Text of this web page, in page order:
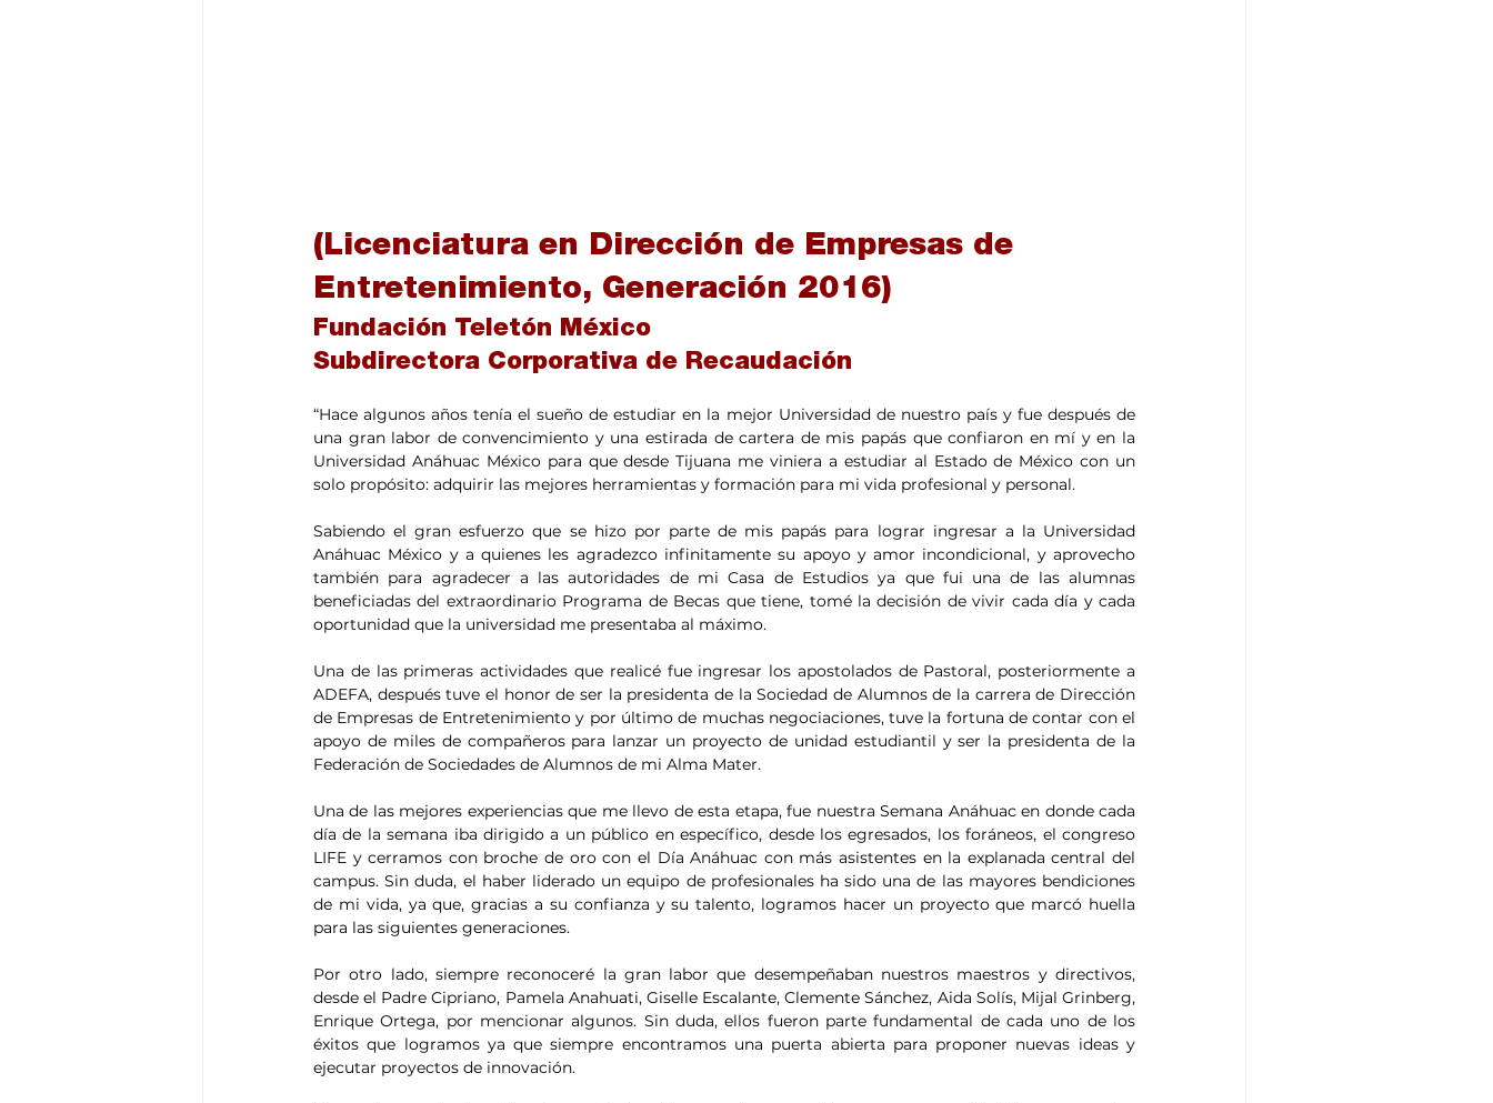
(Licenciatura en Dirección de Empresas de
Entretenimiento, Generación 2016)
Fundación Teletón México
Subdirectora Corporativa de Recaudación
“Hace algunos años tenía el sueño de estudiar en la mejor Universidad de nuestro país y fue después de
una gran labor de convencimiento y una estirada de cartera de mis papás que confiaron en mí y en la
Universidad Anáhuac México para que desde Tijuana me viniera a estudiar al Estado de México con un
solo propósito: adquirir las mejores herramientas y formación para mi vida profesional y personal.
Sabiendo el gran esfuerzo que se hizo por parte de mis papás para lograr ingresar a la Universidad
Anáhuac México y a quienes les agradezco infinitamente su apoyo y amor incondicional, y aprovecho
también para agradecer a las autoridades de mi Casa de Estudios ya que fui una de las alumnas
beneficiadas del extraordinario Programa de Becas que tiene, tomé la decisión de vivir cada día y cada
oportunidad que la universidad me presentaba al máximo.
Una de las primeras actividades que realicé fue ingresar los apostolados de Pastoral, posteriormente a
ADEFA, después tuve el honor de ser la presidenta de la Sociedad de Alumnos de la carrera de Dirección
de Empresas de Entretenimiento y por último de muchas negociaciones, tuve la fortuna de contar con el
apoyo de miles de compañeros para lanzar un proyecto de unidad estudiantil y ser la presidenta de la
Federación de Sociedades de Alumnos de mi Alma Mater.
Una de las mejores experiencias que me llevo de esta etapa, fue nuestra Semana Anáhuac en donde cada
día de la semana iba dirigido a un público en específico, desde los egresados, los foráneos, el congreso
LIFE y cerramos con broche de oro con el Día Anáhuac con más asistentes en la explanada central del
campus. Sin duda, el haber liderado un equipo de profesionales ha sido una de las mayores bendiciones
de mi vida, ya que, gracias a su confianza y su talento, logramos hacer un proyecto que marcó huella
para las siguientes generaciones.
Por otro lado, siempre reconoceré la gran labor que desempeñaban nuestros maestros y directivos,
desde el Padre Cipriano, Pamela Anahuati, Giselle Escalante, Clemente Sánchez, Aida Solís, Mijal Grinberg,
Enrique Ortega, por mencionar algunos. Sin duda, ellos fueron parte fundamental de cada uno de los
éxitos que logramos ya que siempre encontramos una puerta abierta para proponer nuevas ideas y
ejecutar proyectos de innovación.